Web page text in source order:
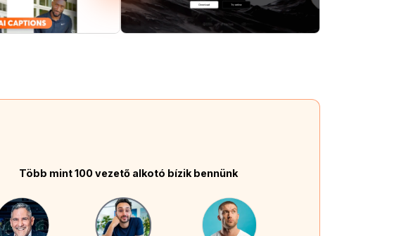
Több mint 100 vezető alkotó bízik bennünk